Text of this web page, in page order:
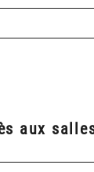
aux